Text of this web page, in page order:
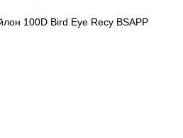
100D Bird Eye Recy BSAPP